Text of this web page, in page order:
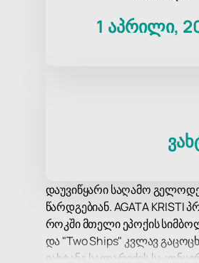
1 აპრილი,
დაუვიწყარი საღამო
წარდგებიან. AGATA
როკში მთელი ეპოქის
და "Two Ships" კვლავ
ვახტანგ სალარიძის